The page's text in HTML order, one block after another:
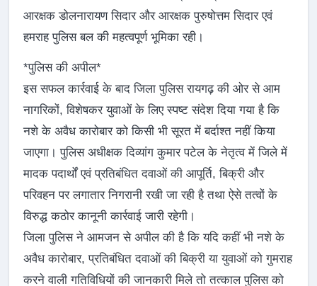
आरक्षक डोलनारायण सिदार और आरक्षक पुरुषोत्तम सिदार एवं
हमराह पुलिस बल की महत्वपूर्ण भूमिका रही।
*पुलिस की अपील*
इस सफल कार्रवाई के बाद जिला पुलिस रायगढ़ की ओर से आम
नागरिकों, विशेषकर युवाओं के लिए स्पष्ट संदेश दिया गया है कि
नशे के अवैध कारोबार को किसी भी सूरत में बर्दाश्त नहीं किया
जाएगा। पुलिस अधीक्षक दिव्यांग कुमार पटेल के नेतृत्व में जिले में
मादक पदार्थों एवं प्रतिबंधित दवाओं की आपूर्ति, बिक्री और
परिवहन पर लगातार निगरानी रखी जा रही है तथा ऐसे तत्वों के
विरुद्ध कठोर कानूनी कार्रवाई जारी रहेगी।
जिला पुलिस ने आमजन से अपील की है कि यदि कहीं भी नशे के
अवैध कारोबार, प्रतिबंधित दवाओं की बिक्री या युवाओं को गुमराह
करने वाली गतिविधियों की जानकारी मिले तो तत्काल पुलिस को